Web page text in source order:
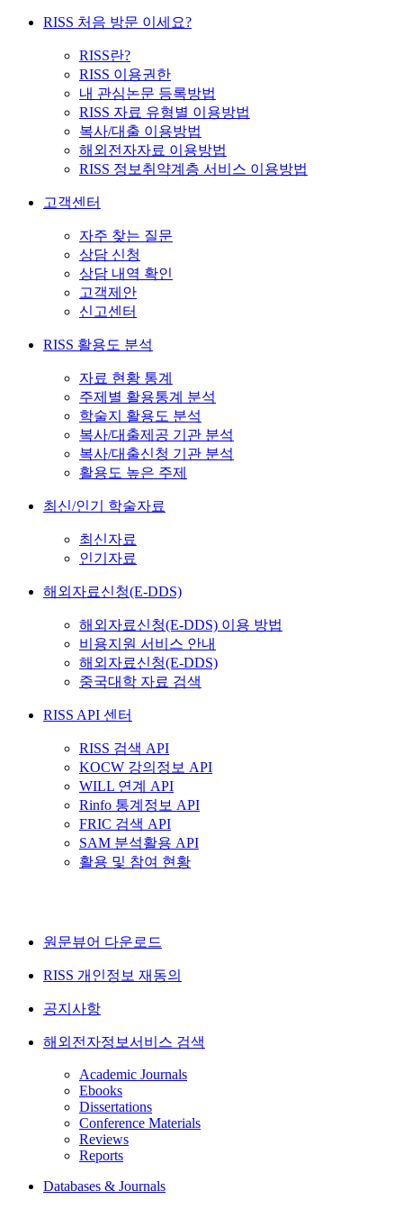
RISS 처음 방문 이세요?
RISS란?
RISS 이용권한
내 관심논문 등록방법
RISS 자료 유형별 이용방법
복사/대출 이용방법
해외전자자료 이용방법
RISS 정보취약계층 서비스 이용방법
고객센터
자주 찾는 질문
상담 신청
상담 내역 확인
고객제안
신고센터
RISS 활용도 분석
자료 현황 통계
주제별 활용통계 분석
학술지 활용도 분석
복사/대출제공 기관 분석
복사/대출신청 기관 분석
활용도 높은 주제
최신/인기 학술자료
최신자료
인기자료
해외자료신청(E-DDS)
해외자료신청(E-DDS) 이용 방법
비용지원 서비스 안내
해외자료신청(E-DDS)
중국대학 자료 검색
RISS API 센터
RISS 검색 API
KOCW 강의정보 API
WILL 연계 API
Rinfo 통계정보 API
FRIC 검색 API
SAM 분석활용 API
활용 및 참여 현황
원문뷰어 다운로드
RISS 개인정보 재동의
공지사항
해외전자정보서비스 검색
Academic Journals
Ebooks
Dissertations
Conference Materials
Reviews
Reports
Databases & Journals